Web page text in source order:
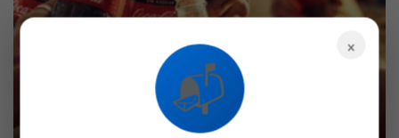
¿Qué pasó con las acciones de Coca-Cola,
Johnson & Johnson y Verizon?
×
📬